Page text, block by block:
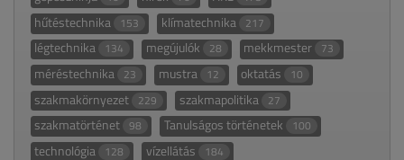
hűtéstechnika 153 klímatechnika 217
légtechnika 134 megújulók 28 mekkmester 73
méréstechnika 23 mustra 12 oktatás 10
szakmakörnyezet 229 szakmapolitika 27
szakmatörténet 98 Tanulságos történetek 100
technológia 128 vízellátás 184